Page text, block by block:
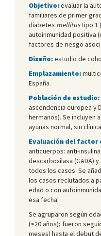
Objetivo:evaluar la
familiares de primer
diabetes mellitustipo 1
autoinmunidad positiva
factores de riesgo
Diseño:estudio de
Emplazamiento:
España.
Población de estudio:
ascendencia europea y
hermanos). Se incluyen
ayunas normal, sin
Evaluación del factor
anticuerpos: anti-
descarboxilasa (GADA)
todos los casos. Se
los casos reclutados a
edad o con
esa fecha.
Se agruparon según
(≥20 años); fueron
meses) hasta el debut